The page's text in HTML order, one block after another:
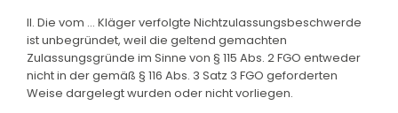
II. Die vom ... Kläger verfolgte Nichtzulassungsbeschwerde
ist unbegründet, weil die geltend gemachten
Zulassungsgründe im Sinne von § 115 Abs. 2 FGO entweder
nicht in der gemäß § 116 Abs. 3 Satz 3 FGO geforderten
Weise dargelegt wurden oder nicht vorliegen.